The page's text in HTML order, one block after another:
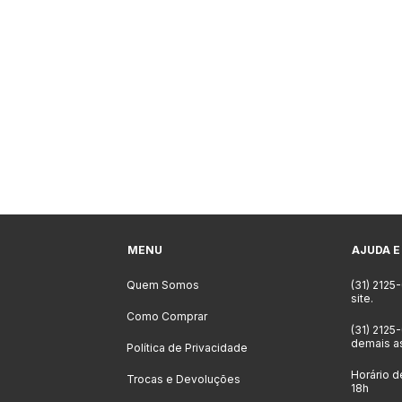
MENU
Quem Somos
Como Comprar
Política de Privacidade
Trocas e Devoluções
AJUDA E
(31)
site.
(31)
demais
Horário
18h